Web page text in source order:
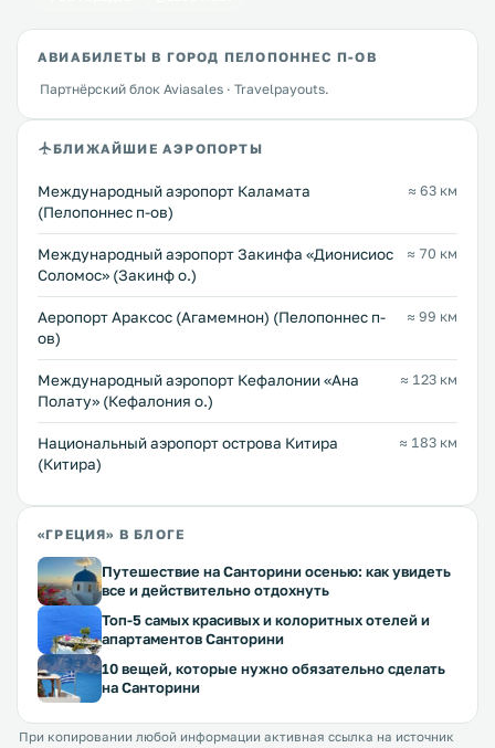
АВИАБИЛЕТЫ В ГОРОД ПЕЛОПОННЕС П-ОВ
Партнёрский блок Aviasales · Travelpayouts.
БЛИЖАЙШИЕ АЭРОПОРТЫ
Международный аэропорт Каламата
(Пелопоннес п-ов)
≈ 63 км
Международный аэропорт Закинфа «Дионисиос
Соломос» (Закинф о.)
≈ 70 км
Аеропорт Араксос (Агамемнон) (Пелопоннес п-
ов)
≈ 99 км
Международный аэропорт Кефалонии «Ана
Полату» (Кефалония о.)
≈ 123 км
Национальный аэропорт острова Китира
(Китира)
≈ 183 км
«ГРЕЦИЯ» В БЛОГЕ
Путешествие на Санторини осенью: как увидеть
все и действительно отдохнуть
Топ-5 самых красивых и колоритных отелей и
апартаментов Санторини
10 вещей, которые нужно обязательно сделать
на Санторини
При копировании любой информации активная ссылка на источник